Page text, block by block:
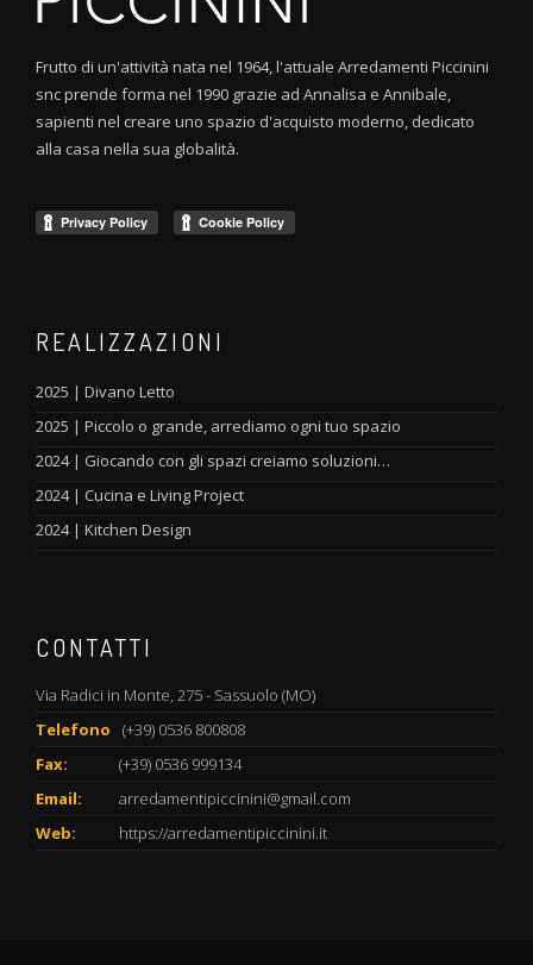
Frutto di un'attività nata nel 1964, l'attuale Arredamenti Piccinini
snc prende forma nel 1990 grazie ad Annalisa e Annibale,
sapienti nel creare uno spazio d'acquisto moderno, dedicato
alla casa nella sua globalità.
REALIZZAZIONI
2025 | Divano Letto
2025 | Piccolo o grande, arrediamo ogni tuo spazio
2024 | Giocando con gli spazi creiamo soluzioni…
2024 | Cucina e Living Project
2024 | Kitchen Design
CONTATTI
Via Radici in Monte, 275 - Sassuolo (MO)
Telefono
(+39) 0536 800808
Fax:
(+39) 0536 999134
Email:
arredamentipiccinini@gmail.com
Web:
https://arredamentipiccinini.it